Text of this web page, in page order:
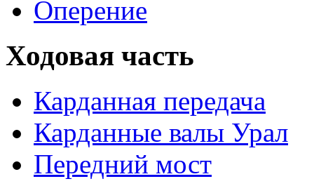
Оперение
Ходовая часть
Карданная передача
Карданные валы Урал
Передний мост